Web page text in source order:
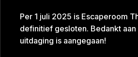
Per 1 juli 2025 is Escaperoom
definitief gesloten. Bedankt
uitdaging is aangegaan!